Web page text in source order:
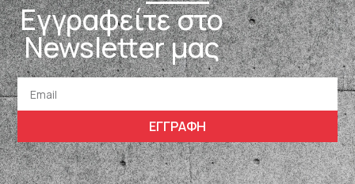
Εγγραφείτε στο
Newsletter μας
ΕΓΓΡΑΦΗ